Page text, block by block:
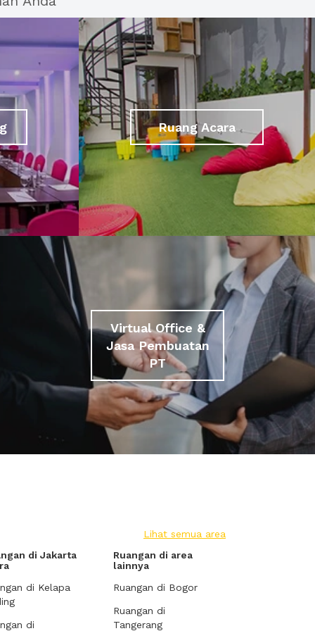
Ruang Acara
Virtual Office &
Jasa Pembuatan
PT
Lihat semua area
di Jakarta
di Kelapa
di
Ruangan di area
lainnya
Ruangan di Bogor
Ruangan di
Tangerang